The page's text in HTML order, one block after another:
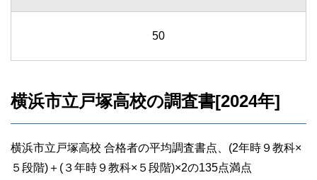
50
横浜市立戸塚高校の調査書[2024年]
横浜市立戸塚高校 合格者の平均調査書点、(2年時９教科×
５段階)＋(３年時９教科×５段階)×2の135点満点